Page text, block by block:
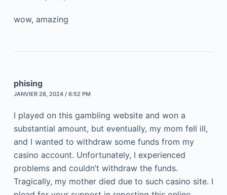
wow, amazing
phising
JANVIER 28, 2024 / 6:52 PM
I played on this gambling website and won a
substantial amount, but eventually, my mom fell ill,
and I wanted to withdraw some funds from my
casino account. Unfortunately, I experienced
problems and couldn’t withdraw the funds.
Tragically, my mother died due to such casino site. I